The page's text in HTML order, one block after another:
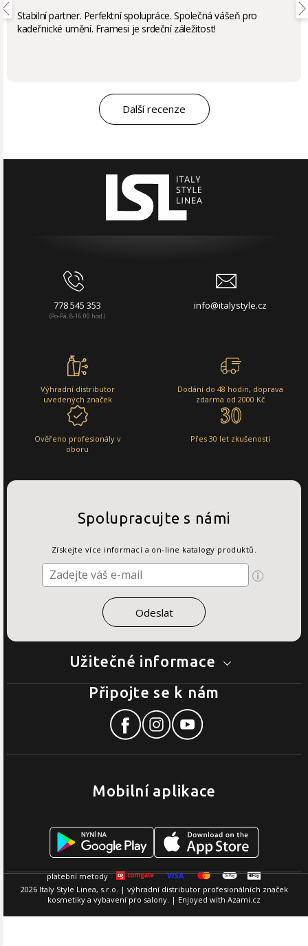
Stabilní partner. Perfektní spolupráce. Společná vášeň pro
kadeřnické umění. Framesi je srdeční záležitost!
Další recenze
778 545 353
(Po-Pá, 8-16:00 hod.)
info@italystyle.cz
Výhradní distributor
uvedených značek
Dodání do 48 hodin, doprava
zdarma od 2000 Kč
Ověřeno profesionály v
oboru
Přes 30 let zkušeností
Užitečné informace
Spolupracujte s námi
Získejte více informací a on-line katalogy produktů.
Mobilní aplikace
Připojte se k nám
2026 Italy Style Linea, s.r.o. | výhradní distributor profesionálních značek
kosmetiky a vybavení pro salony. | Enjoyed with Azami.cz